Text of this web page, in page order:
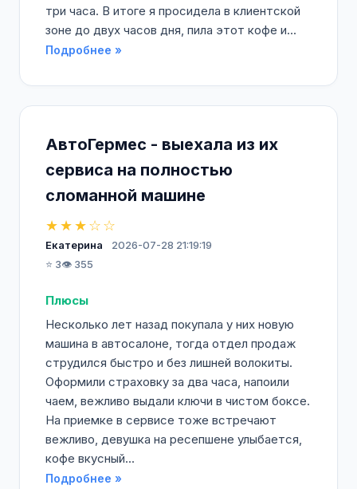
три часа. В итоге я просидела в клиентской
зоне до двух часов дня, пила этот кофе и...
Подробнее »
АвтоГермес - выехала из их
сервиса на полностью
сломанной машине
★★★☆☆
Екатерина
2026-07-28 21:19:19
⭐ 3👁️ 355
Плюсы
Несколько лет назад покупала у них новую
машина в автосалоне, тогда отдел продаж
струдился быстро и без лишней волокиты.
Оформили страховку за два часа, напоили
чаем, вежливо выдали ключи в чистом боксе.
На приемке в сервисе тоже встречают
вежливо, девушка на ресепшене улыбается,
кофе вкусный...
Подробнее »